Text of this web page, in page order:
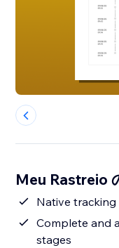
Meu Rastreio
Native
Complete and
stages